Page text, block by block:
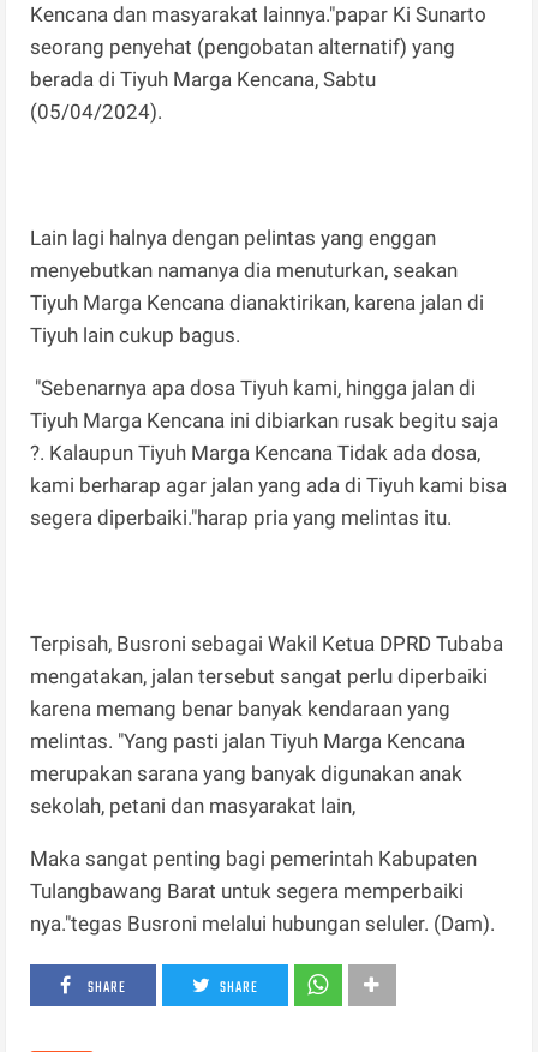
Kencana dan masyarakat lainnya."papar Ki Sunarto
seorang penyehat (pengobatan alternatif) yang
berada di Tiyuh Marga Kencana, Sabtu
(05/04/2024).
Lain lagi halnya dengan pelintas yang enggan
menyebutkan namanya dia menuturkan, seakan
Tiyuh Marga Kencana dianaktirikan, karena jalan di
Tiyuh lain cukup bagus.
"Sebenarnya apa dosa Tiyuh kami, hingga jalan di
Tiyuh Marga Kencana ini dibiarkan rusak begitu saja
?. Kalaupun Tiyuh Marga Kencana Tidak ada dosa,
kami berharap agar jalan yang ada di Tiyuh kami bisa
segera diperbaiki."harap pria yang melintas itu.
Terpisah, Busroni sebagai Wakil Ketua DPRD Tubaba
mengatakan, jalan tersebut sangat perlu diperbaiki
karena memang benar banyak kendaraan yang
melintas. "Yang pasti jalan Tiyuh Marga Kencana
merupakan sarana yang banyak digunakan anak
sekolah, petani dan masyarakat lain,
Maka sangat penting bagi pemerintah Kabupaten
Tulangbawang Barat untuk segera memperbaiki
nya."tegas Busroni melalui hubungan seluler. (Dam).
SHARE SHARE